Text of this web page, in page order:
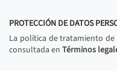
PROTECCIÓN DE DATOS
La política de tratamiento
consultada en Términos